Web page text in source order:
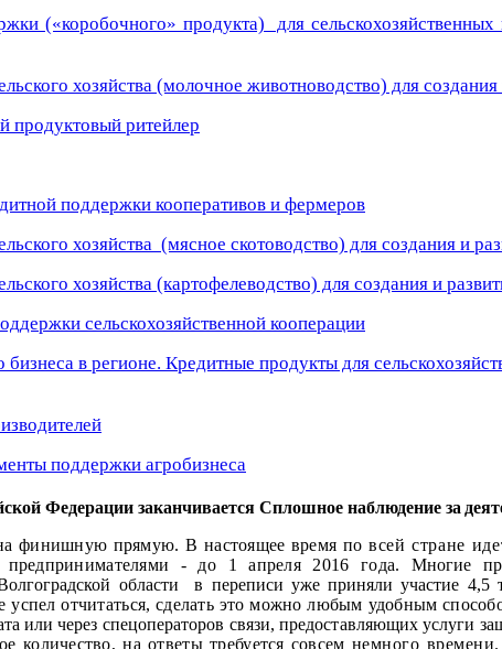
(«коробочного» продукта) для сельскохозяйственных
хозяйства (молочное животноводство) для
продуктовый ритейлер
поддержки кооперативов и фермеров
хозяйства (мясное скотоводство) для создания и
хозяйства (картофелеводство) для создания и
сельскохозяйственной кооперации
в регионе. Кредитные продукты для
поддержки агробизнеса
Федерации заканчивается Сплошноенаблюдение за
финишную прямую. В настоящее время по всей стране
- до 1 апреля 2016 года. Многие
области в переписи уже приняли участие 4,5
успел отчитаться, сделать это можно любым удобным
или через спецоператоров связи, предоставляющих услуги
количество, на ответы требуется совсем немного